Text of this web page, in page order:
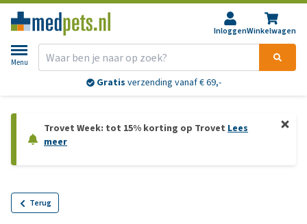
InloggenWinkelwagen
Menu
Gratis verzending vanaf € 69,-
Trovet Week: tot 15% korting op Trovet Lees
meer
Terug